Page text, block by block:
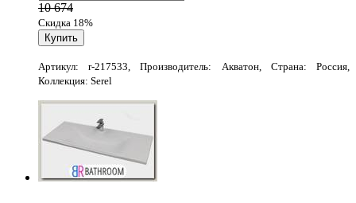
10 674
Скидка 18%
Артикул: r-217533, Производитель: Акватон, Страна: Россия,
Коллекция: Serel